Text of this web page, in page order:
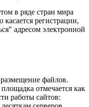
в ряде стран мира
регистрации,
адресом электронной
файлов.
отмечается как
работы сайтов: